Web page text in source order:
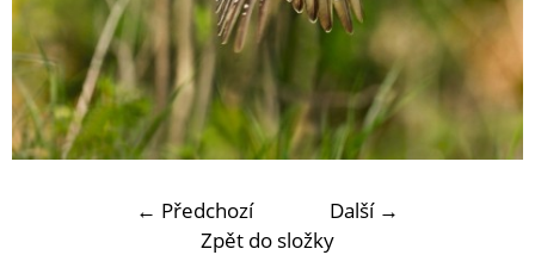
← Předchozí
Další →
Zpět do složky